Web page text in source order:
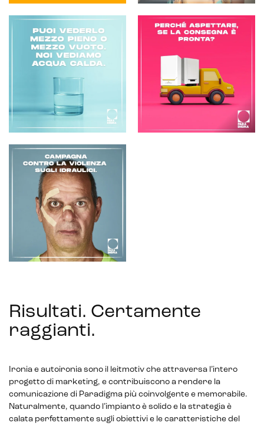
Risultati. Certamente
raggianti.
Ironia e autoironia sono il leitmotiv che attraversa l’intero
progetto di marketing, e contribuiscono a rendere la
comunicazione di Paradigma più coinvolgente e memorabile.
Naturalmente, quando l’impianto è solido e la strategia è
calata perfettamente sugli obiettivi e le caratteristiche del